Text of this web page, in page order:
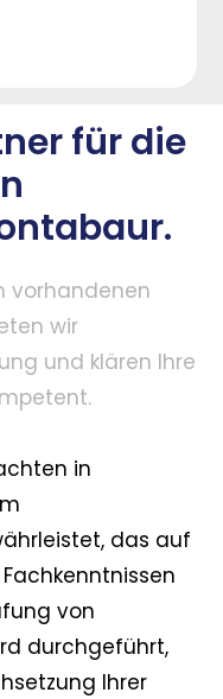
für die
vorhandenen
wir
und klären Ihre
in
das auf
von
durchgeführt,
Ihrer